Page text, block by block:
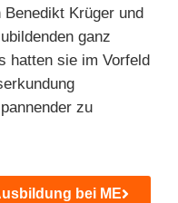
Krüger und
ganz
hatten sie im Vorfeld
zu
bei ME